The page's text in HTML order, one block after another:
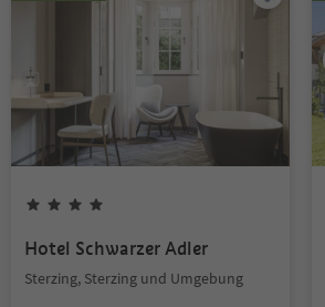
Hotel Schwarzer Adler
Sterzing, Sterzing und Umgebung